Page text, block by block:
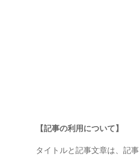
【記事の利用について】
タイトルと記事文章は、記